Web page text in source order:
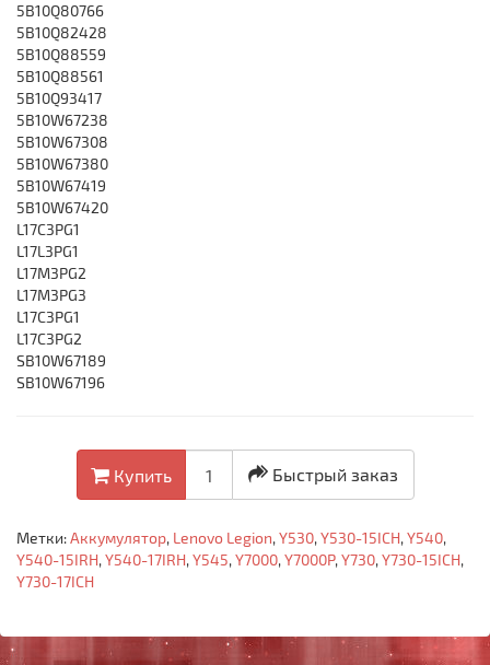
5B10Q80766
5B10Q82428
5B10Q88559
5B10Q88561
5B10Q93417
5B10W67238
5B10W67308
5B10W67380
5B10W67419
5B10W67420
L17C3PG1
L17L3PG1
L17M3PG2
L17M3PG3
L17С3PG1
L17С3PG2
SB10W67189
SB10W67196
Купить Быстрый заказ
Метки:Аккумулятор, Lenovo Legion,Y530,Y530-15ICH,Y540,
Y540-15IRH,Y540-17IRH,Y545,Y7000,Y7000P,Y730,Y730-15ICH,
Y730-17ICH